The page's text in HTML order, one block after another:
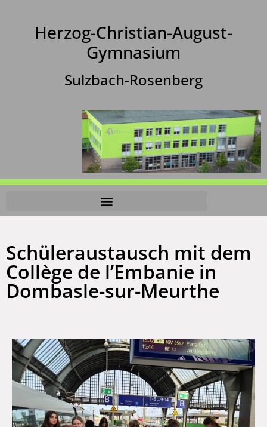
Herzog-Christian-August-
Gymnasium
Sulzbach-Rosenberg
Schüleraustausch mit dem
Collège de l’Embanie in
Dombasle-sur-Meurthe